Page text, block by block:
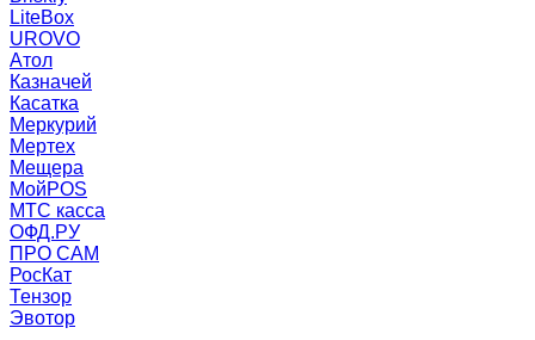
LiteBox
UROVO
Атол
Казначей
Касатка
Меркурий
Мертех
Мещера
МойPOS
МТС касса
ОФД.РУ
ПРО САМ
РосКат
Тензор
Эвотор